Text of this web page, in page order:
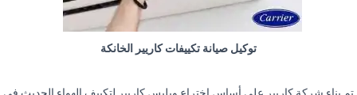
توكيل صيانة تكييفات كاريير الخانكة